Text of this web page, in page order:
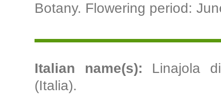
Botany. Flowering period:
Italian name(s): Linajola
(Italia).